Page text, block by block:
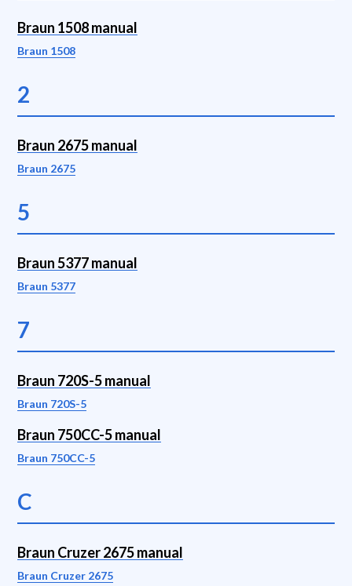
Braun 1508 manual
Braun 1508
2
Braun 2675 manual
Braun 2675
5
Braun 5377 manual
Braun 5377
7
Braun 720S-5 manual
Braun 720S-5
Braun 750CC-5 manual
Braun 750CC-5
C
Braun Cruzer 2675 manual
Braun Cruzer 2675